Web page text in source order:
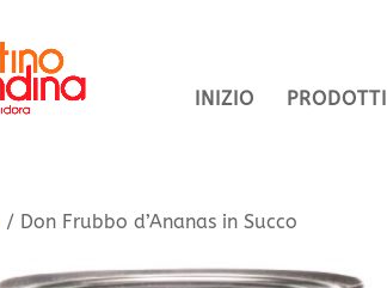
INIZIO PRODOTTI
/ Don Frubbo d’Ananas in Succo